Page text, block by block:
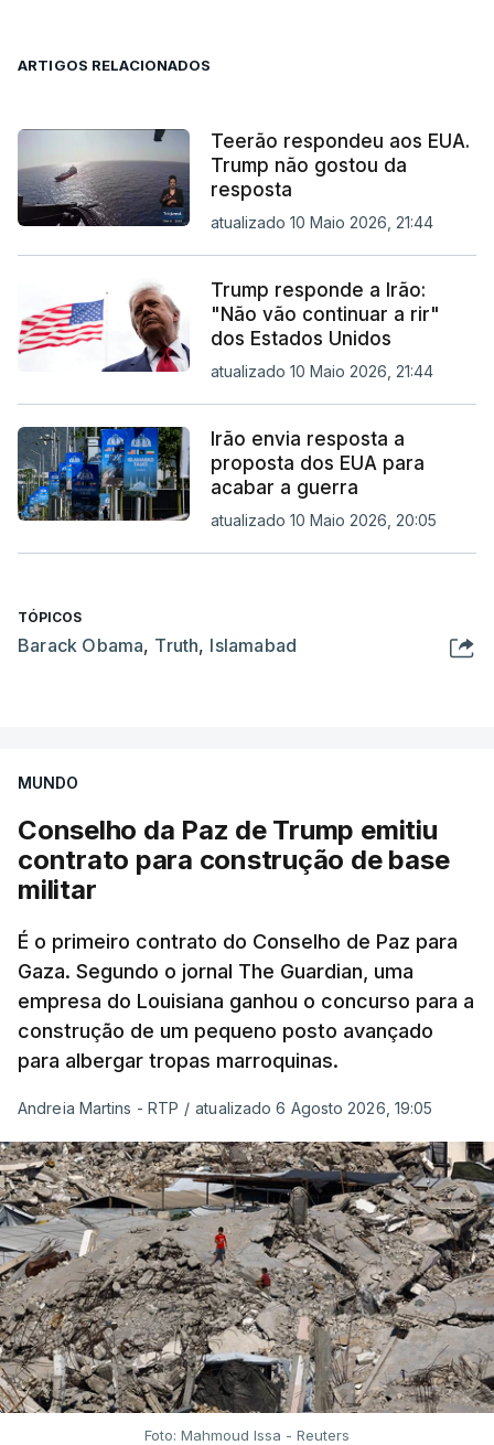
ARTIGOS RELACIONADOS
Teerão respondeu aos EUA.
Trump não gostou da
resposta
atualizado 10 Maio 2026, 21:44
Trump responde a Irão:
"Não vão continuar a rir"
dos Estados Unidos
atualizado 10 Maio 2026, 21:44
Irão envia resposta a
proposta dos EUA para
acabar a guerra
atualizado 10 Maio 2026, 20:05
TÓPICOS
Barack Obama, Truth, Islamabad
MUNDO
Conselho da Paz de Trump emitiu
contrato para construção de base
militar
É o primeiro contrato do Conselho de Paz para
Gaza. Segundo o jornal The Guardian, uma
empresa do Louisiana ganhou o concurso para a
construção de um pequeno posto avançado
para albergar tropas marroquinas.
Andreia Martins - RTP / atualizado 6 Agosto 2026, 19:05
Foto: Mahmoud Issa - Reuters